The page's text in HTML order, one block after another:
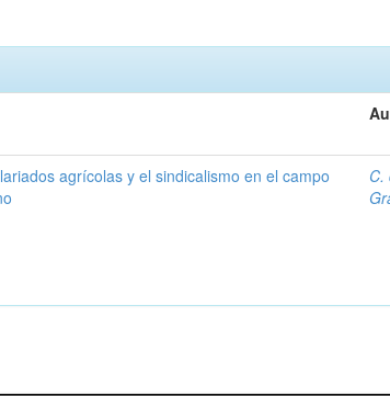
agrícolas y el sindicalismo en el campo
C.